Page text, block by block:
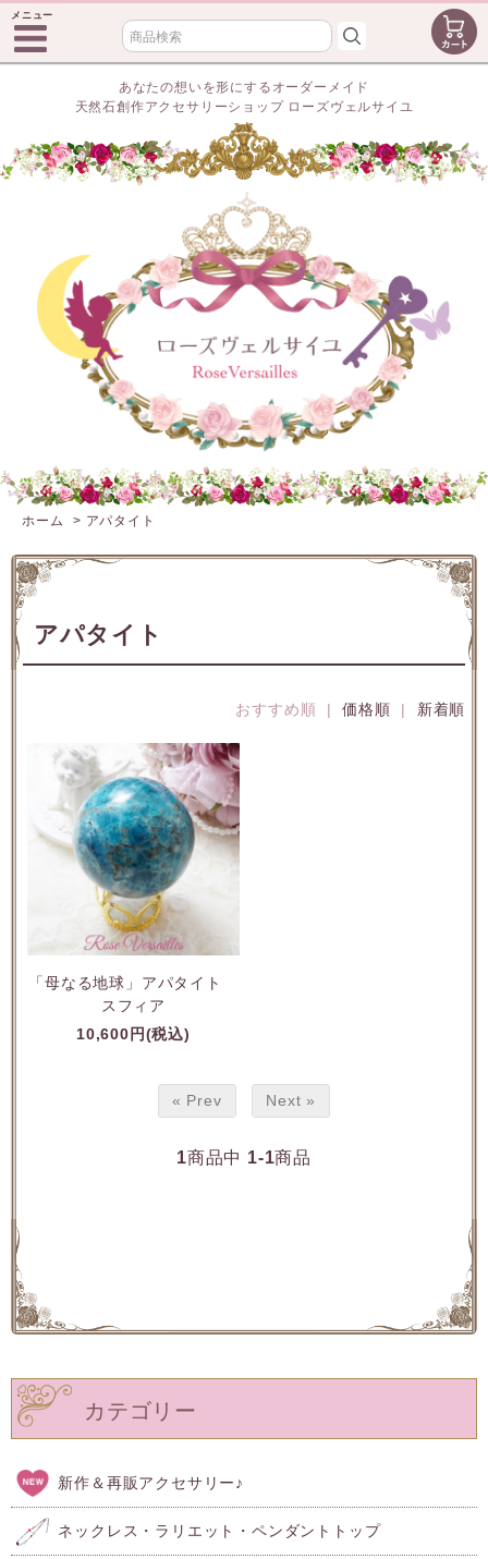
メニュー
あなたの想いを形にするオーダーメイド
天然石創作アクセサリーショップ ローズヴェルサイユ
ホーム > アパタイト
アパタイト
おすすめ順 |価格順 | 新着順
「母なる地球」アパタイト
スフィア
10,600円(税込)
« Prev Next »
1商品中 1-1商品
カテゴリー
新作＆再販アクセサリー♪
ネックレス・ラリエット・ペンダントトップ